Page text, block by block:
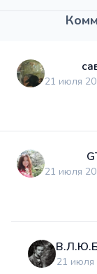
21 июля
21 июля
21 июля